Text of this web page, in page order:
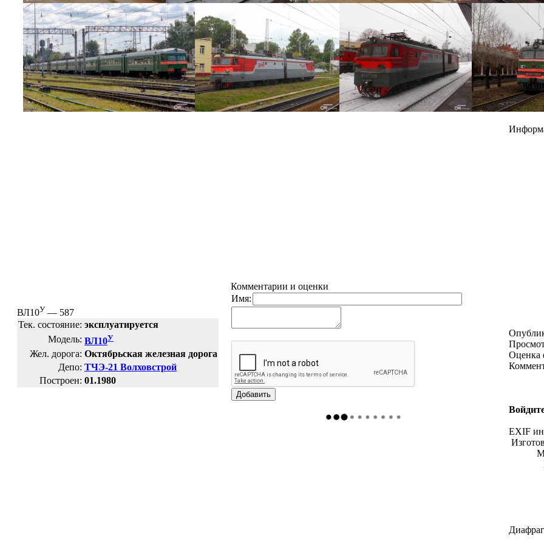
ВЛ10У — 587
Тек. состояние: эксплуатируется
Модель: ВЛ10У
Жел. дорога: Октябрьская железная дорога
Депо: ТЧЭ-21 Волховстрой
Построен: 01.1980
Комментарии и оценки
Имя:
Оценка
EXIF